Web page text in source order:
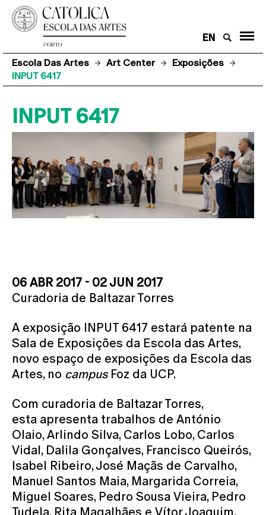
EN
Escola Das Artes Art Center
Exposições
INPUT 6417
INPUT 6417
06 ABR 2017 - 02 JUN 2017
Curadoria de Baltazar Torres
A exposição INPUT 6417 estará patente na
Sala de Exposições da Escola das Artes,
novo espaço de exposições da Escola das
Artes, no campusFoz da UCP.
Com curadoria de Baltazar Torres,
esta apresenta trabalhos de António
Olaio, Arlindo Silva, Carlos Lobo, Carlos
Vidal, Dalila Gonçalves, Francisco Queirós,
Isabel Ribeiro, José Maçãs de Carvalho,
Manuel Santos Maia, Margarida Correia,
Miguel Soares, Pedro Sousa Vieira, Pedro
Tudela, Rita Magalhães e Vítor Joaquim.